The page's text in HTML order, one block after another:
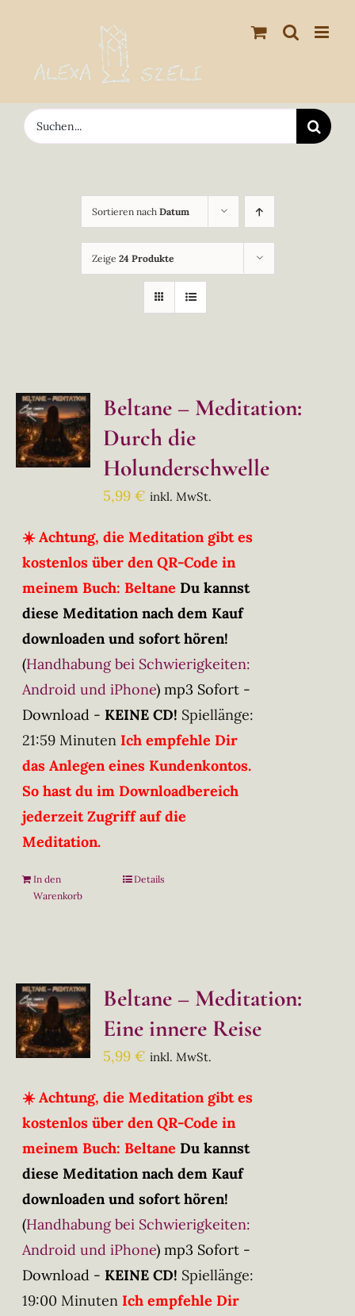
springen
Suche
nach:
Sortieren nach Datum
Zeige 24 Produkte
Beltane – Meditation:
Durch die
Holunderschwelle
5,99€ inkl. MwSt.
☀️ Achtung, die Meditation gibt es
kostenlos über den QR-Code in
meinem Buch: Beltane Du kannst
diese Meditation nach dem Kauf
downloaden und sofort hören!
(Handhabung bei Schwierigkeiten:
Android und iPhone) mp3 Sofort -
Download - KEINE CD! Spiellänge:
21:59 Minuten Ich empfehle Dir
das Anlegen eines Kundenkontos.
So hast du im Downloadbereich
jederzeit Zugriff auf die
Meditation.
In den
Warenkorb
Details
Beltane – Meditation:
Eine innere Reise
5,99€ inkl. MwSt.
☀️ Achtung, die Meditation gibt es
kostenlos über den QR-Code in
meinem Buch: Beltane Du kannst
diese Meditation nach dem Kauf
downloaden und sofort hören!
(Handhabung bei Schwierigkeiten:
Android und iPhone) mp3 Sofort -
Download - KEINE CD! Spiellänge:
19:00 Minuten Ich empfehle Dir